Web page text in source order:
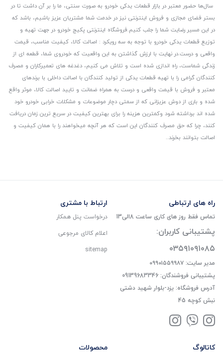
سال‌ها حضور معتبر در بازار قطعات یدکی خودرو به صورت سنتی، ما را بر آن داشت تا در
بستر فضای مجازی و فروش اینترنتی نیز در خدمت شما مشتریان عزیز باشیم، باشد که
در این مسیر رضایت شما را جلب کنیم.فروشگاه اینترنتی پکیج خودرو در جهت تهیه و
توزیع قطعات یدکی خودرو با توجه به سه رویکرد : اصالت کالا، کیفیت مناسب، قیمت
واقعی و درست.در نهایت با ارزش گذاشتن به این واقعیت که خودروی شما، قطعه ای از
زندگی شماست، راه اندازی شده است و تلاش می کنیم، دغدغه های تعمیرکاران و مصرف
کنندگان گرامی را با تهیه قطعات یدکی از تولید کنندگان با اصالت داخلی با برندهای
معتبر و فروش با قیمت واقعی و درست به همراه ضمانت و تایید اصالت کالا، موثر واقع
شده و باری از دوش عزیزانی که از سمتی دچار موضوعات و مشکلات خرابی خودرو خود
شده اند برداشته شود و‌کمترین هزینه را برای بهترین کیفیت در سریع ترین زمان دریافت
کنند، چرا که حق مصرف کنندگان این است که هر آنچه میخواهند را با همان کیفیت و
اصالت بتوانند بخرند..
راه های ارتباطی
تماس فقط روز های کاری ساعت 8الی13
پشتیبانی کاربران:
۰۳۵۹۱۰۹۱۰۸۵
مدیر سایت: ۰۹۹۰۱۵۵۹۹۸۷
پشتیبانی فروشندگان: 09139683346
آدرس فروشگاه: یزد-بلوار شهید دشتی
نبش کوچه 45
ارتباط با مشتری
درخواست پنل همکار
اعلام کالای مرجوعی
sitemap
کاتالوگ محصولات